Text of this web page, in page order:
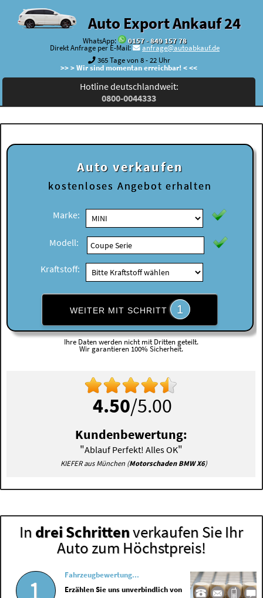
Auto Export Ankauf 24
WhatsApp:
0157 - 849 157 78
Direkt Anfrage per E-Mail:
anfrage@autoabkauf.de
365 Tage von 8 - 22 Uhr
>> > Wir sind momentan erreichbar! < <<
Hotline deutschlandweit:
0800-0044333
Auto verkaufen
kostenloses Angebot erhalten
Marke:
Modell:
Kraftstoff:
WEITER MIT SCHRITT 1
Ihre Daten werden nicht mit Dritten geteilt.
Wir garantieren 100% Sicherheit.
4.50/5.00
Kundenbewertung:
"Ablauf Perfekt! Alles OK"
KIEFER aus München (Motorschaden BMW X6)
In drei Schrittenverkaufen Sie Ihr
Auto zum Höchstpreis!
1
Fahrzeugbewertung...
Erzählen Sie uns unverbindlich von